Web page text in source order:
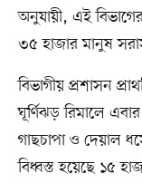
অনুযায়ী, এই
৩৫ হাজার মানুষ
বিভাগীয় প্রশাসন
ঘূর্ণিঝড় রিমালে
গাছচাপা ও দেয়াল
বিধ্বস্ত হয়েছে ১৫